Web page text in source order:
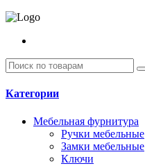
Категории
Мебельная фурнитура
Ручки мебельные
Замки мебельные
Ключи